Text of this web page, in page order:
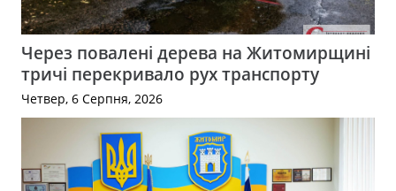
Через повалені дерева на Житомирщині
тричі перекривало рух транспорту
Четвер, 6 Серпня, 2026